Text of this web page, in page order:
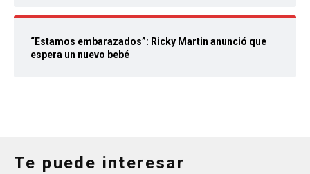
“Estamos embarazados”: Ricky Martin anunció que
espera un nuevo bebé
Te puede interesar